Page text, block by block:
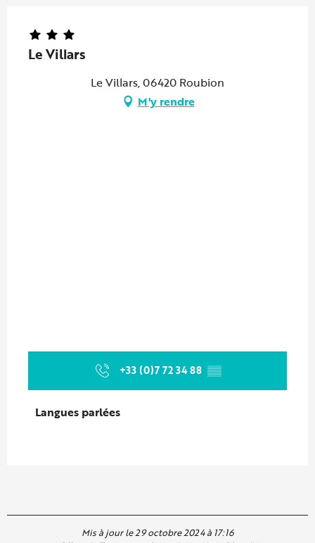
Le Villars
Le Villars, 06420 Roubion
M'y rendre
+33 (0)7 72 34 88 ▒▒
Langues parlées
Langues parlées
Mis à jour le 29 octobre 2024 à 17:16